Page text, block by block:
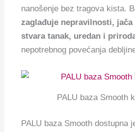
nanošenje bez tragova kista.
zaglađuje nepravilnosti,
stvara tanak, uredan i
nepotrebnog povećanja
PALU baza Smooth
PALU baza Smooth dostupna